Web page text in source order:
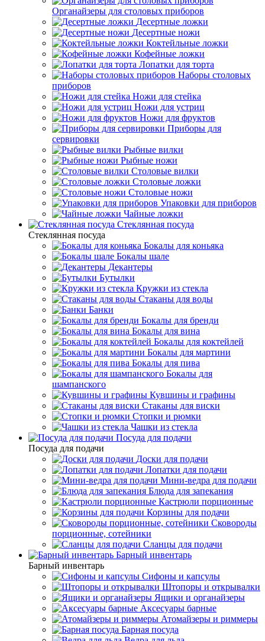
Органайзеры для столовых приборов
Десертные ложки
Десертные ножи
Коктейльные ложки
Кофейные ложки
Лопатки для торта
Наборы столовых
приборов
Ножи для стейка
Ножи для устриц
Ножи для фруктов
Приборы для
сервировки
Рыбные вилки
Рыбные ножи
Столовые вилки
Столовые ложки
Столовые ножи
Упаковки для приборов
Чайные ложки
Стеклянная посуда
Стеклянная посуда
Бокалы для коньяка
Бокалы шале
Декантеры
Бутылки
Кружки из стекла
Стаканы для воды
Банки
Бокалы для бренди
Бокалы для вина
Бокалы для коктейлей
Бокалы для мартини
Бокалы для пива
Бокалы для
шампанского
Кувшины и графины
Стаканы для виски
Стопки и рюмки
Чашки из стекла
Посуда для подачи
Посуда для подачи
Доски для подачи
Лопатки для подачи
Мини-ведра для подачи
Блюда для запекания
Кастрюли порционные
Корзины для подачи
Сковороды
порционные, сотейники
Сланцы для подачи
Барный инвентарь
Барный инвентарь
Сифоны и капсулы
Штопоры и открывалки
Ящики и органайзеры
Аксесуары барные
Атомайзеры и риммеры
Барная посуда